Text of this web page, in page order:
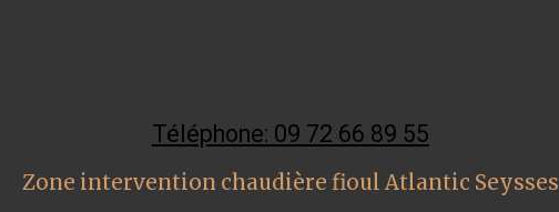
Téléphone: 09 72 66 89 55
Zone intervention chaudière fioul Atlantic Seysses